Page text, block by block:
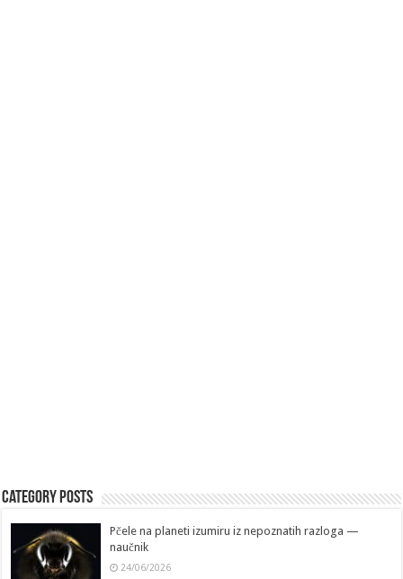
Category Posts
Pčele na planeti izumiru iz nepoznatih razloga —
naučnik
24/06/2026